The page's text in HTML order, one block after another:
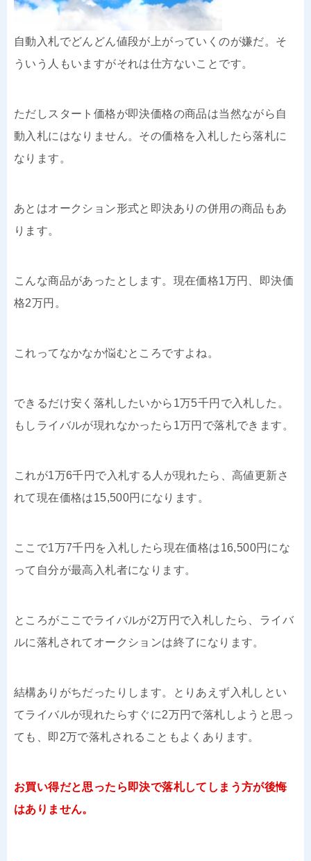
自動入札でどんどん値段が上がっていくのが嫌だ。そ
ういう人もいますがそれは仕方ないことです。
ただしスタート価格が即決価格の商品は当然ながら自
動入札にはなりません。その価格を入札したら落札に
なります。
あとはオークション形式と即決ありの併用の商品もあ
ります。
こんな商品があったとします。現在価格1万円、即決価
格2万円。
これってなかなか悩むところですよね。
できるだけ安く落札したいから1万5千円で入札した。
もしライバルが現れなかったら1万円で落札できます。
これが1万6千円で入札する人が現れたら、高値更新さ
れて現在価格は15,500円になります。
ここで1万7千円を入札したら現在価格は16,500円にな
って自分が最高入札者になります。
ところがここでライバルが2万円で入札したら、ライバ
ルに落札されてオークションは終了になります。
結構ありがちだったりします。とりあえず入札しとい
てライバルが現れたらすぐに2万円で落札しようと思っ
ても、即2万で落札されることもよくあります。
お買い得だと思ったら即決で落札してしまう方が後悔
はありません。